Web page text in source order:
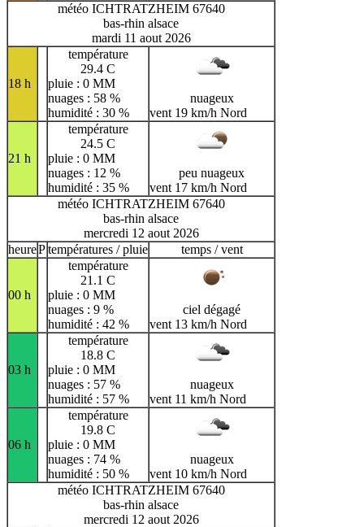
météo ICHTRATZHEIM 67640
bas-rhin alsace
mardi 11 aout 2026
18 h
température
29.4 C
pluie : 0 MM
nuages : 58 %
humidité : 30 %
nuageux
vent 19 km/h Nord
21 h
température
24.5 C
pluie : 0 MM
nuages : 12 %
humidité : 35 %
peu nuageux
vent 17 km/h Nord
météo ICHTRATZHEIM 67640
bas-rhin alsace
mercredi 12 aout 2026
heurePtempératures / pluie temps / vent
00 h
température
21.1 C
pluie : 0 MM
nuages : 9 %
humidité : 42 %
ciel dégagé
vent 13 km/h Nord
03 h
température
18.8 C
pluie : 0 MM
nuages : 57 %
humidité : 57 %
nuageux
vent 11 km/h Nord
06 h
température
19.8 C
pluie : 0 MM
nuages : 74 %
humidité : 50 %
nuageux
vent 10 km/h Nord
météo ICHTRATZHEIM 67640
bas-rhin alsace
mercredi 12 aout 2026